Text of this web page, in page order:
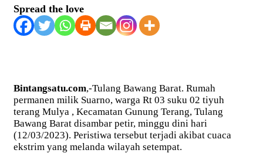
Spread the love
Bintangsatu.com,-Tulang Bawang Barat. Rumah
permanen milik Suarno, warga Rt 03 suku 02 tiyuh
terang Mulya , Kecamatan Gunung Terang, Tulang
Bawang Barat disambar petir, minggu dini hari
(12/03/2023). Peristiwa tersebut terjadi akibat cuaca
ekstrim yang melanda wilayah setempat.